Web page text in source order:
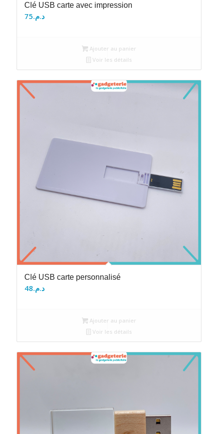
Clé USB carte avec impression
د.م.75
Ajouter au panier
Voir les détails
Clé USB carte personnalisé
د.م.48
Ajouter au panier
Voir les détails